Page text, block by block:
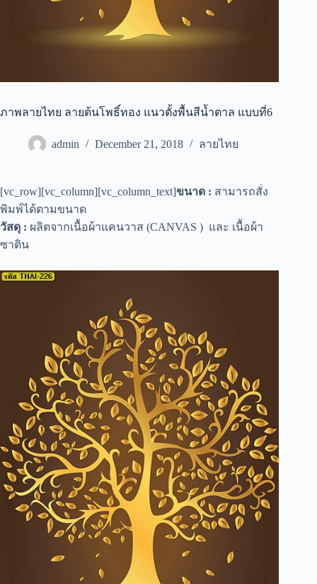
ภาพลายไทย ลายต้นโพธิ์ทอง แนวตั้งพื้นสีน้ำตาล แบบที่6
admin December 21, 2018 ลายไทย
[vc_row][vc_column][vc_column_text]ขนาด : สามารถสั่ง
พิมพ์ได้ตามขนาด
วัสดุ : ผลิตจากเนื้อผ้าแคนวาส (CANVAS ) และ เนื้อผ้า
ซาติน